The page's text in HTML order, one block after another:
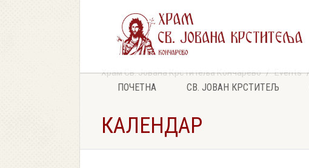
ПОЧЕТНА СВ. ЈОВАН КРСТИТЕЉ
Храм Св. Јована Крститеља Кончарево Events
КАЛЕНДАР